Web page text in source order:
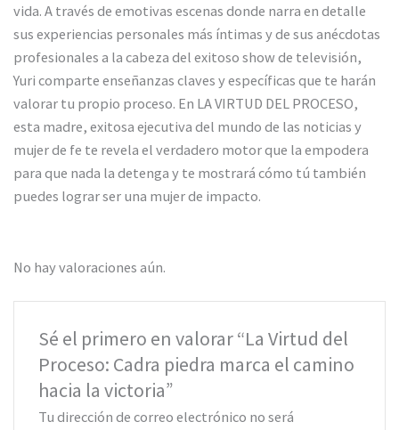
vida. A través de emotivas escenas donde narra en detalle
sus experiencias personales más íntimas y de sus anécdotas
profesionales a la cabeza del exitoso show de televisión,
Yuri comparte enseñanzas claves y específicas que te harán
valorar tu propio proceso. En LA VIRTUD DEL PROCESO,
esta madre, exitosa ejecutiva del mundo de las noticias y
mujer de fe te revela el verdadero motor que la empodera
para que nada la detenga y te mostrará cómo tú también
puedes lograr ser una mujer de impacto.
No hay valoraciones aún.
Sé el primero en valorar “La Virtud del
Proceso: Cadra piedra marca el camino
hacia la victoria”
Tu dirección de correo electrónico no será